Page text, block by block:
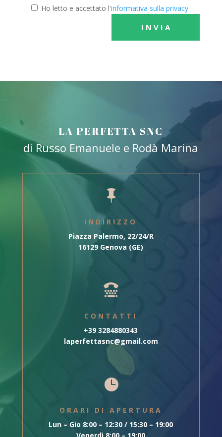
Ho letto e accettato l'informativa sulla privacy
LA PERFETTA SNC
di Russo Emanuele e Rodà Marina

INDIRIZZO
Piazza Palermo, 22/24/R
16129 Genova (GE)

CONTATTI
+39 3284880343
laperfettasnc@gmail.com

ORARI DI APERTURA
Lun – Gio 8:00 – 12:30 / 15:30 – 19:00